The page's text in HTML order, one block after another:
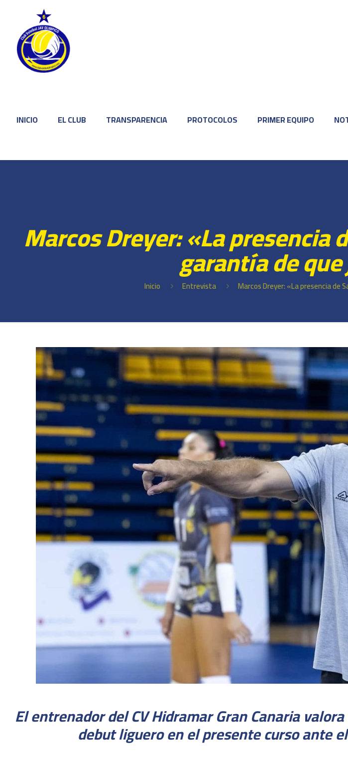
INICIO EL CLUB TRANSPARENCIA PROTOCOLOS PRIMER EQUIPO
Marcos Dreyer: «La presencia
garantía de
Inicio Entrevista Marcos Dreyer: «La presencia de
El entrenador del CV Hidramar Gran Canaria
debut liguero en el presente curso ante